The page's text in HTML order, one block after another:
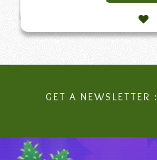
GET A NEWSLETTER :